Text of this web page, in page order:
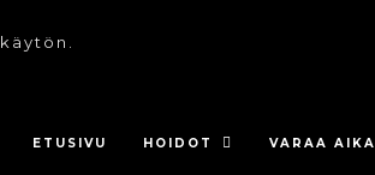
ETUSIVU HOIDOT VARAA AIKA